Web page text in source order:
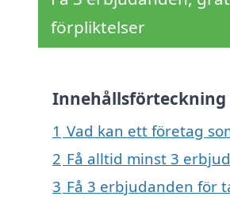
förpliktelser
Innehållsförteckning
1 Vad kan ett företag
2 Få alltid minst 3
3 Få 3 erbjudanden för